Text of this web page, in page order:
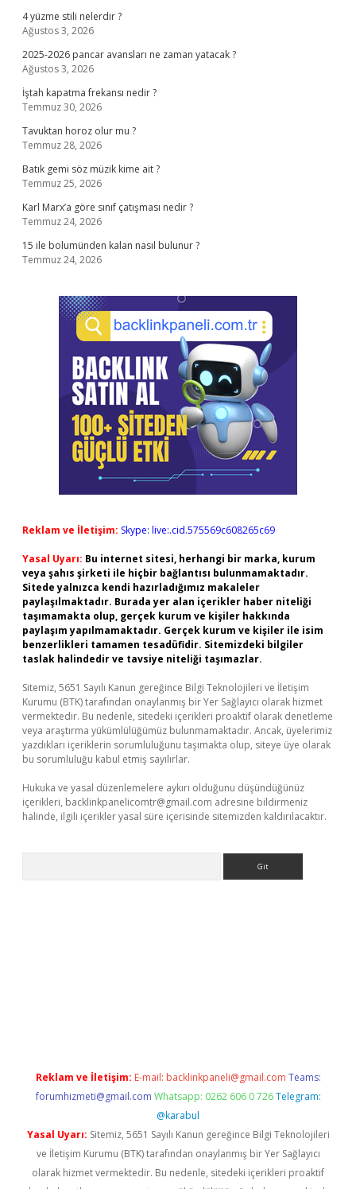
4 yüzme stili nelerdir ?
Ağustos 3, 2026
2025-2026 pancar avansları ne zaman yatacak ?
Ağustos 3, 2026
İştah kapatma frekansı nedir ?
Temmuz 30, 2026
Tavuktan horoz olur mu ?
Temmuz 28, 2026
Batık gemi söz müzik kime ait ?
Temmuz 25, 2026
Karl Marx’a göre sınıf çatışması nedir ?
Temmuz 24, 2026
15 ile bolumünden kalan nasıl bulunur ?
Temmuz 24, 2026
Reklam ve İletişim: Skype: live:.cid.575569c608265c69
Yasal Uyarı: Bu internet sitesi, herhangi bir marka, kurum
veya şahıs şirketi ile hiçbir bağlantısı bulunmamaktadır.
Sitede yalnızca kendi hazırladığımız makaleler
paylaşılmaktadır. Burada yer alan içerikler haber niteliği
taşımamakta olup, gerçek kurum ve kişiler hakkında
paylaşım yapılmamaktadır. Gerçek kurum ve kişiler ile isim
benzerlikleri tamamen tesadüfidir. Sitemizdeki bilgiler
taslak halindedir ve tavsiye niteliği taşımazlar.
Sitemiz, 5651 Sayılı Kanun gereğince Bilgi Teknolojileri ve İletişim
Kurumu (BTK) tarafından onaylanmış bir Yer Sağlayıcı olarak hizmet
vermektedir. Bu nedenle, sitedeki içerikleri proaktif olarak denetleme
veya araştırma yükümlülüğümüz bulunmamaktadır. Ancak, üyelerimiz
yazdıkları içeriklerin sorumluluğunu taşımakta olup, siteye üye olarak
bu sorumluluğu kabul etmiş sayılırlar.
Hukuka ve yasal düzenlemelere aykırı olduğunu düşündüğünüz
içerikleri, backlinkpanelicomtr@gmail.com adresine bildirmeniz
halinde, ilgili içerikler yasal süre içerisinde sitemizden kaldırılacaktır.
Reklam ve İletişim: E-mail: backlinkpaneli@gmail.com Teams:
forumhizmeti@gmail.com Whatsapp: 0262 606 0 726 Telegram:
@karabul
Yasal Uyarı: Sitemiz, 5651 Sayılı Kanun gereğince Bilgi Teknolojileri
ve İletişim Kurumu (BTK) tarafından onaylanmış bir Yer Sağlayıcı
olarak hizmet vermektedir. Bu nedenle, sitedeki içerikleri proaktif